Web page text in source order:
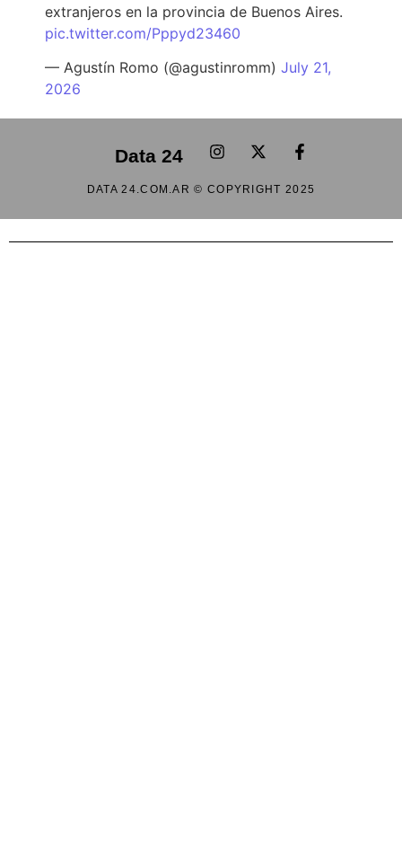
extranjeros en la provincia de Buenos Aires.
pic.twitter.com/Pppyd23460
— Agustín Romo (@agustinromm) July 21,
2026
Data 24
DATA 24.COM.AR © COPYRIGHT 2025